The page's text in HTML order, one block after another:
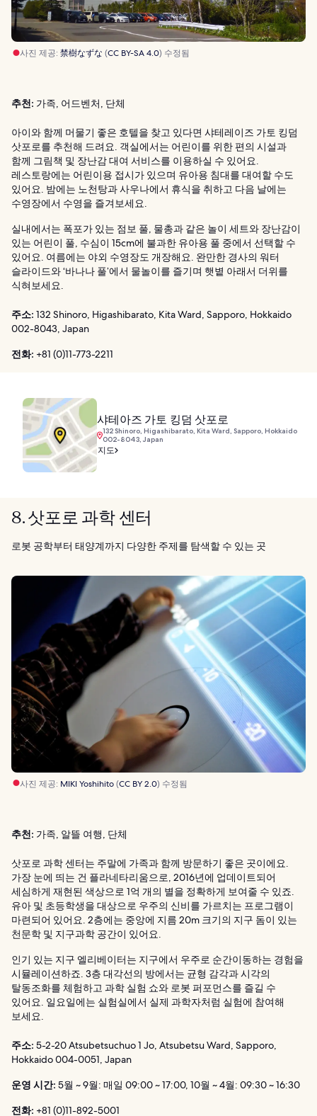
사진 제공: 禁樹なずな (CC BY-SA 4.0) 수정됨
추천: 가족, 어드벤처, 단체
아이와 함께 머물기 좋은 호텔을 찾고 있다면 샤테레이즈 가토 킹덤
삿포로를 추천해 드려요. 객실에서는 어린이를 위한 편의 시설과
함께 그림책 및 장난감 대여 서비스를 이용하실 수 있어요.
레스토랑에는 어린이용 접시가 있으며 유아용 침대를 대여할 수도
있어요. 밤에는 노천탕과 사우나에서 휴식을 취하고 다음 날에는
수영장에서 수영을 즐겨보세요.
실내에서는 폭포가 있는 점보 풀, 물총과 같은 놀이 세트와 장난감이
있는 어린이 풀, 수심이 15cm에 불과한 유아용 풀 중에서 선택할 수
있어요. 여름에는 야외 수영장도 개장해요. 완만한 경사의 워터
슬라이드와 ‘바나나 풀’에서 물놀이를 즐기며 햇볕 아래서 더위를
식혀보세요.
주소: 132 Shinoro, Higashibarato, Kita Ward, Sapporo, Hokkaido
002-8043, Japan
전화: +81 (0)11-773-2211
샤테아즈 가토 킹덤 삿포로
132 Shinoro, Higashibarato, Kita Ward, Sapporo, Hokkaido
002-8043, Japan
지도
8. 삿포로 과학 센터
로봇 공학부터 태양계까지 다양한 주제를 탐색할 수 있는 곳
사진 제공: MIKI Yoshihito(CC BY 2.0) 수정됨
추천: 가족, 알뜰 여행, 단체
삿포로 과학 센터는 주말에 가족과 함께 방문하기 좋은 곳이에요.
가장 눈에 띄는 건 플라네타리움으로, 2016년에 업데이트되어
세심하게 재현된 색상으로 1억 개의 별을 정확하게 보여줄 수 있죠.
유아 및 초등학생을 대상으로 우주의 신비를 가르치는 프로그램이
마련되어 있어요. 2층에는 중앙에 지름 20m 크기의 지구 돔이 있는
천문학 및 지구과학 공간이 있어요.
인기 있는 지구 엘리베이터는 지구에서 우주로 순간이동하는 경험을
시뮬레이션하죠. 3층 대각선의 방에서는 균형 감각과 시각의
탈동조화를 체험하고 과학 실험 쇼와 로봇 퍼포먼스를 즐길 수
있어요. 일요일에는 실험실에서 실제 과학자처럼 실험에 참여해
보세요.
주소: 5-2-20 Atsubetsuchuo 1 Jo, Atsubetsu Ward, Sapporo,
Hokkaido 004-0051, Japan
운영 시간: 5월 ~ 9월: 매일 09:00 ~ 17:00, 10월 ~ 4월: 09:30 ~ 16:30
전화: +81 (0)11-892-5001